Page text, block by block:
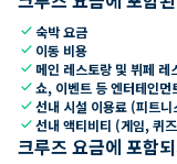
check숙박 요금
check 이동 비용
check 메인 레스토랑 및 뷔페
check쇼, 이벤트 등 엔터테인먼
check선내 시설 이용료 (피트
check선내 액티비티 (게임, 퀴
크루즈 요금에 포함